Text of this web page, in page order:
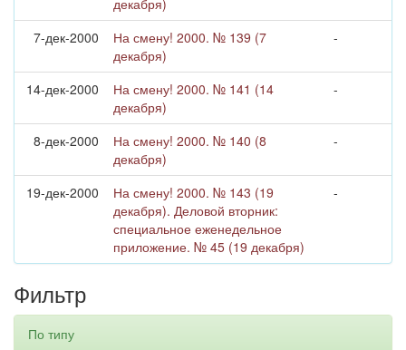
декабря)
7-дек-2000
На смену! 2000. № 139 (7
декабря)
-
14-дек-2000
На смену! 2000. № 141 (14
декабря)
-
8-дек-2000
На смену! 2000. № 140 (8
декабря)
-
19-дек-2000
На смену! 2000. № 143 (19
декабря). Деловой вторник:
специальное еженедельное
приложение. № 45 (19 декабря)
-
Фильтр
По типу